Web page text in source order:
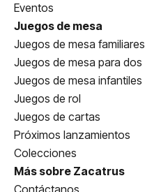
Eventos
Juegos de mesa
Juegos de mesa familiares
Juegos de mesa para dos
Juegos de mesa infantiles
Juegos de rol
Juegos de cartas
Próximos lanzamientos
Colecciones
Más sobre Zacatrus
Contáctanos